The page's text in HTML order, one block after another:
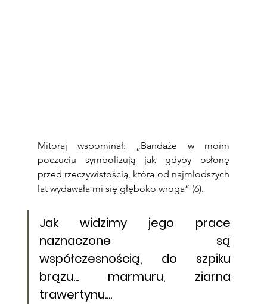
Mitoraj wspominał: „Bandaże w moim
poczuciu symbolizują jak gdyby osłonę
przed rzeczywistością, która od najmłodszych
lat wydawała mi się głęboko wroga” (6).
Jak widzimy jego prace
naznaczone są
współczesnością, do szpiku
brązu... marmuru, ziarna
trawertynu....